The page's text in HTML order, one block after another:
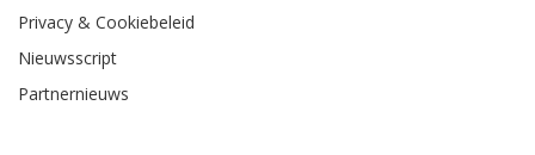
Privacy & Cookiebeleid
Nieuwsscript
Partnernieuws